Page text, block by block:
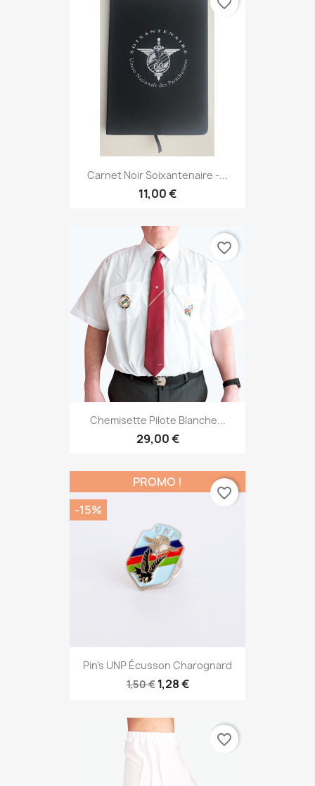
Carnet Noir Soixantenaire -...
11,00 €
Chemisette Pilote Blanche...
29,00 €
favorite_border
Pin's UNP Écusson Charognard
1,50 € 1,28 €
PROMO !
-15%
favorite_border
favorite_border